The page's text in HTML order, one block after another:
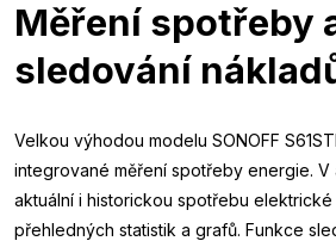
Měření spotřeby
sledování
Velkou výhodou modelu SONOFF
integrované měření spotřeby energie.
aktuální i historickou spotřebu
přehledných statistik a grafů. Funkce